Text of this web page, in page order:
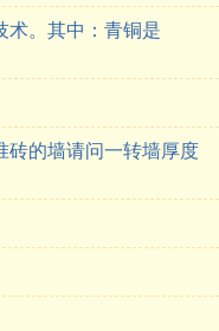
术。其中：青铜是
砖的墙请问一转墙厚度